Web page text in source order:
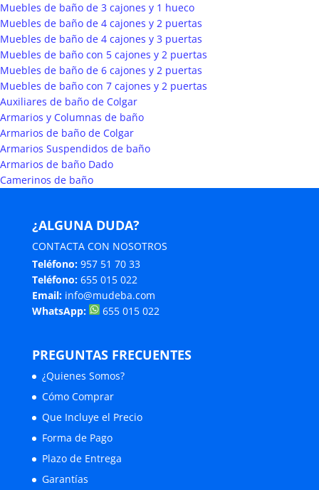
Muebles de baño de 3 cajones y 1 hueco
Muebles de baño de 4 cajones y 2 puertas
Muebles de baño de 4 cajones y 3 puertas
Muebles de baño con 5 cajones y 2 puertas
Muebles de baño de 6 cajones y 2 puertas
Muebles de baño con 7 cajones y 2 puertas
Auxiliares de baño de Colgar
Armarios y Columnas de baño
Armarios de baño de Colgar
Armarios Suspendidos de baño
Armarios de baño Dado
Camerinos de baño
¿ALGUNA DUDA?
CONTACTA CON NOSOTROS
Teléfono: 957 51 70 33
Teléfono: 655 015 022
Email: info@mudeba.com
WhatsApp:
655 015 022
PREGUNTAS FRECUENTES
¿Quienes Somos?
Cómo Comprar
Que Incluye el Precio
Forma de Pago
Plazo de Entrega
Garantías